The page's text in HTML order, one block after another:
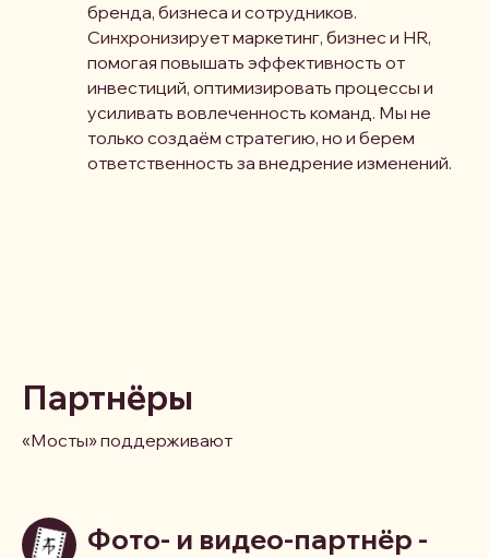
бренда, бизнеса и сотрудников.
Синхронизирует маркетинг, бизнес и HR,
помогая повышать эффективность от
инвестиций, оптимизировать процессы и
усиливать вовлеченность команд. Мы не
только создаём стратегию, но и берем
ответственность за внедрение изменений.
Партнёры
«Мосты» поддерживают
Фото- и видео-партнёр -